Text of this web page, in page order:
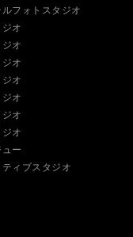
フォトスタジオ
オ
オ
オ
オ
オ
オ
オ
ー
ィブスタジオ